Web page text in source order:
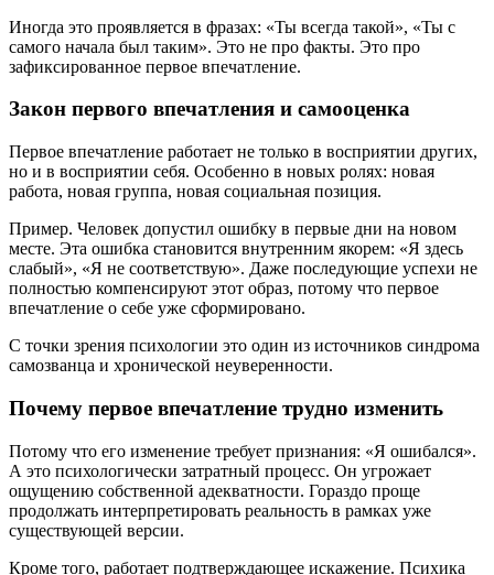
Иногда это проявляется в фразах: «Ты всегда такой», «Ты с
самого начала был таким». Это не про факты. Это про
зафиксированное первое впечатление.
Закон первого впечатления и самооценка
Первое впечатление работает не только в восприятии других,
но и в восприятии себя. Особенно в новых ролях: новая
работа, новая группа, новая социальная позиция.
Пример. Человек допустил ошибку в первые дни на новом
месте. Эта ошибка становится внутренним якорем: «Я здесь
слабый», «Я не соответствую». Даже последующие успехи не
полностью компенсируют этот образ, потому что первое
впечатление о себе уже сформировано.
С точки зрения психологии это один из источников синдрома
самозванца и хронической неуверенности.
Почему первое впечатление трудно изменить
Потому что его изменение требует признания: «Я ошибался».
А это психологически затратный процесс. Он угрожает
ощущению собственной адекватности. Гораздо проще
продолжать интерпретировать реальность в рамках уже
существующей версии.
Кроме того, работает подтверждающее искажение. Психика